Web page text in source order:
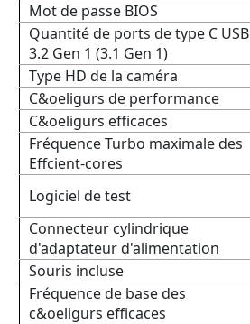
Mot de passe BIOS
Quantité de ports de type C USB
3.2 Gen 1 (3.1 Gen 1)
Type HD de la caméra
C&oeligurs de performance
C&oeligurs efficaces
Fréquence Turbo maximale des
Effcient-cores
Logiciel de test
Connecteur cylindrique
d'adaptateur d'alimentation
Souris incluse
Fréquence de base des
c&oeligurs efficaces